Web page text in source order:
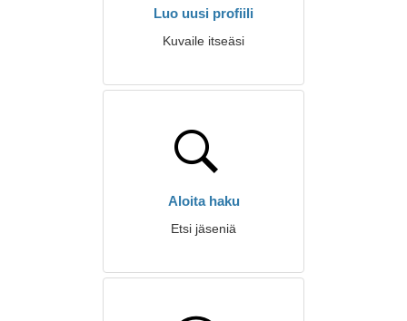
Luo uusi profiili
Kuvaile itseäsi
Aloita haku
Etsi jäseniä